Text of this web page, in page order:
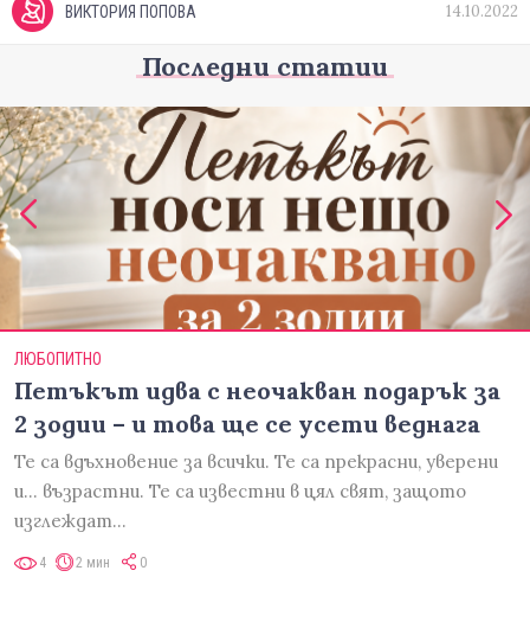
ВИКТОРИЯ ПОПОВА 14.10.2022
Последни статии
ЛЮБОПИТНО
Петъкът идва с неочакван подарък за
2 зодии – и това ще се усети веднага
Те са вдъхновение за всички. Те са прекрасни, уверени
и... възрастни. Те са известни в цял свят, защото
изглеждат…
4 2 мин 0